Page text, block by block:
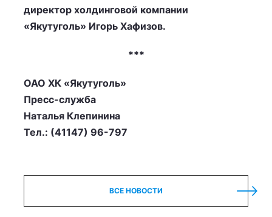
директор холдинговой компании
«Якутуголь» Игорь Хафизов.
***
ОАО ХК «Якутуголь»
Пресс-служба
Наталья Клепинина
Тел.: (41147) 96-797
ВСЕ НОВОСТИ